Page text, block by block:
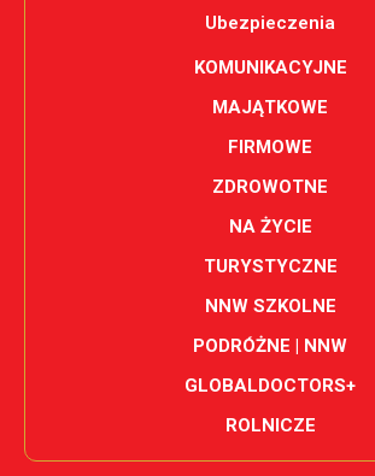
Ubezpieczenia
KOMUNIKACYJNE
MAJĄTKOWE
FIRMOWE
ZDROWOTNE
NA ŻYCIE
TURYSTYCZNE
NNW SZKOLNE
PODRÓŻNE | NNW
GLOBALDOCTORS+
ROLNICZE